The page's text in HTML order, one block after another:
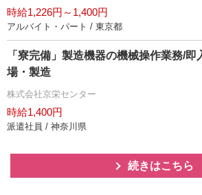
時給1,226円～1,400円
アルバイト・パート / 東京都
「寮完備」製造機器の機械操作業務/
場・製造
株式会社京栄センター
時給1,400円
派遣社員 / 神奈川県
続きはこちら